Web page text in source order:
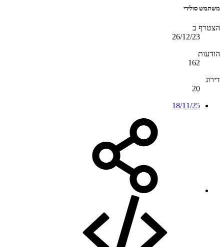
משתמש סולידי
הצטרף ב
26/12/23
הודעות
162
דירוג
20
18/11/25